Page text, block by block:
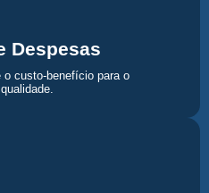
Despesas
o custo-benefício para o